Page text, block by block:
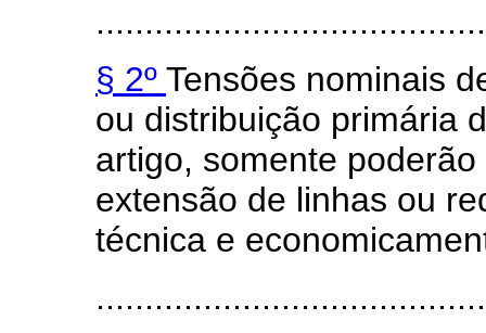
§ 2º Tensões nominais
ou distribuição primária
artigo, somente
extensão de linhas ou
técnica e